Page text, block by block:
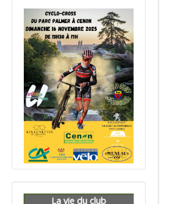
La vie du club